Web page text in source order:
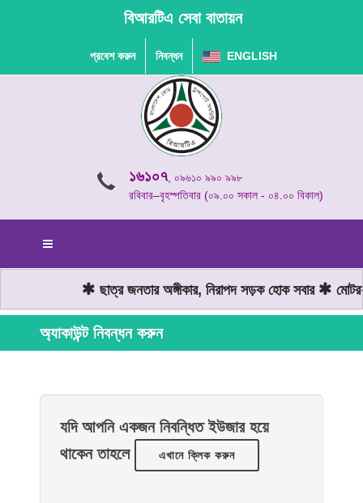
বিআরটিএ সেবা বাতায়ন
প্রবেশ করুন নিবন্ধন ENGLISH
১৬১০৭, ০৯৬১০ ৯৯০ ৯৯৮
রবিবার–বৃহস্পতিবার (০৯.০০ সকাল - ০৪.০০ বিকাল)
ছাত্র জনতার অঙ্গীকার, নিরাপদ সড়ক হোক সবার
অ্যাকাউন্ট নিবন্ধন করুন
যদি আপনি একজন নিবন্ধিত ইউজার হয়ে
থাকেন তাহলে
এখানে ক্লিক করুন